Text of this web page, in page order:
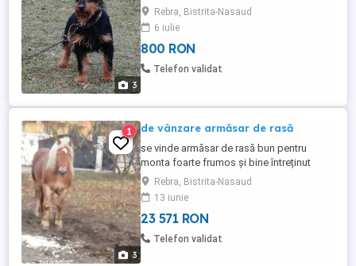
3
Rebra, Bistrita-Nasaud
6 iulie
800 RON
Telefon validat
3
1 de vânzare armăsar de rasă
se vinde armăsar de rasă bun pentru
monta foarte frumos și bine întreținut
relații la telefon sau la fata locului
Rebra, Bistrita-Nasaud
13 iunie
23 571 RON
Telefon validat